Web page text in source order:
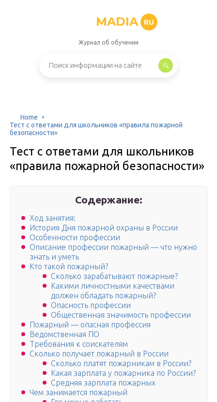
MADIA RU
Журнал об обучении
Home
Тест с ответами для школьников «правила пожарной
безопасности»
Тест с ответами для школьников
«правила пожарной безопасности»
Содержание:
Ход занятия:
История Дня пожарной охраны в России
Особенности профессии
Описание профессии пожарный — что нужно
знать и уметь
Кто такой пожарный?
Сколько зарабатывают пожарные?
Какими личностными качествами
должен обладать пожарный?
Опасность профессии
Общественная значимость профессии
Пожарный — опасная профессия
Ведомственная ПО
Требования к соискателям
Сколько получает пожарный в России
Сколько платят пожарникам в России?
Какая зарплата у пожарника по России?
Средняя зарплата пожарных
Чем занимается пожарный